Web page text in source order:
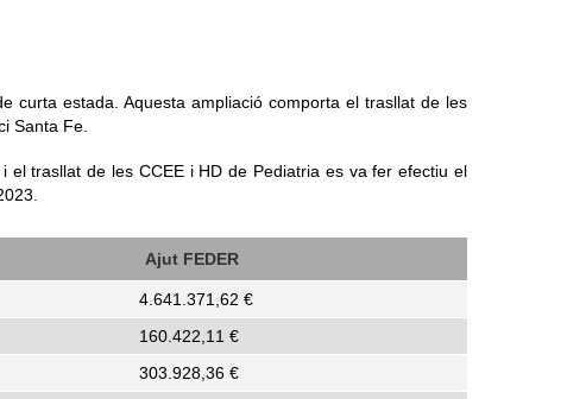
curta estada. Aquesta ampliació comporta el trasllat de les
Santa Fe.
el trasllat de les CCEE i HD de Pediatria es va fer efectiu el
Ajut FEDER
4.641.371,62 €
160.422,11 €
303.928,36 €